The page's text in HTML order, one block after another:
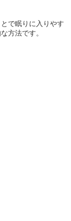
で眠りに入りやす
方法です。